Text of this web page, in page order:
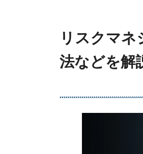
リスクマネ
法などを解